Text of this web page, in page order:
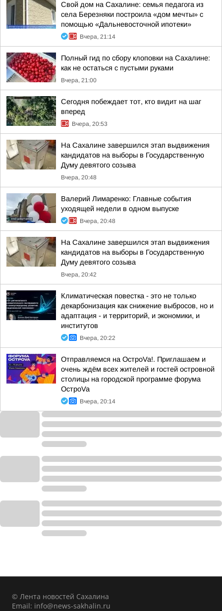
Свой дом на Сахалине: семья педагога из
села Березняки построила «дом мечты» с
помощью «Дальневосточной ипотеки»
Вчера, 21:14
Полный гид по сбору клоповки на Сахалине:
как не остаться с пустыми руками
Вчера, 21:00
Сегодня побеждает тот, кто видит на шаг
вперед
Вчера, 20:53
На Сахалине завершился этап выдвижения
кандидатов на выборы в Государственную
Думу девятого созыва
Вчера, 20:48
Валерий Лимаренко: Главные события
уходящей недели в одном выпуске
Вчера, 20:48
На Сахалине завершился этап выдвижения
кандидатов на выборы в Государственную
Думу девятого созыва
Вчера, 20:42
Климатическая повестка - это не только
декарбонизация как снижение выбросов, но и
адаптация - и территорий, и экономики, и
институтов
Вчера, 20:22
Отправляемся на ОстроVa!. Приглашаем и
очень ждём всех жителей и гостей островной
столицы на городской программе форума
ОстроVa
Вчера, 20:14
© Лента новостей Сахалина
Email: info@news-sakhalin.ru